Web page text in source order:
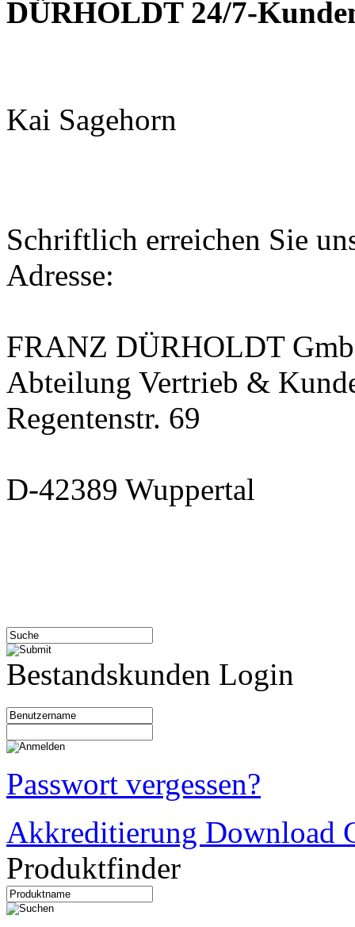
DÜRHOLDT 24/7-
Kai Sagehorn
Schriftlich erreichen Sie
Adresse:
FRANZ DÜRHOLDT
Abteilung Vertrieb &
Regentenstr. 69
D-42389 Wuppertal
Bestandskunden Login
Passwort vergessen?
Akkreditierung Download
Produktfinder